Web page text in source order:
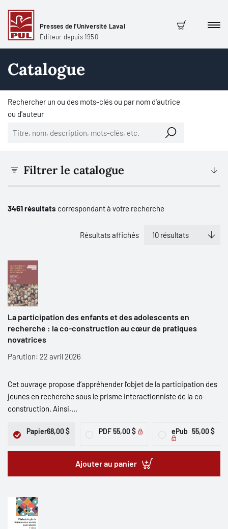
Presses de l'Université Laval
Éditeur depuis 1950
Panier
Catalogue
Rechercher un ou des mots-clés ou par nom d'autrice
ou d'auteur
Filtrer le catalogue
3461 résultats correspondant à votre recherche
Résultats affichés
La participation des enfants et des adolescents en
recherche : la co-construction au cœur de pratiques
novatrices
Parution: 22 avril 2026
Cet ouvrage propose d’appréhender l’objet de la participation des
jeunes en recherche sous le prisme interactionniste de la co-
construction. Ainsi,...
Papier68,00 $ PDF 55,00 $ ePub 55,00 $
Ajouter au panier